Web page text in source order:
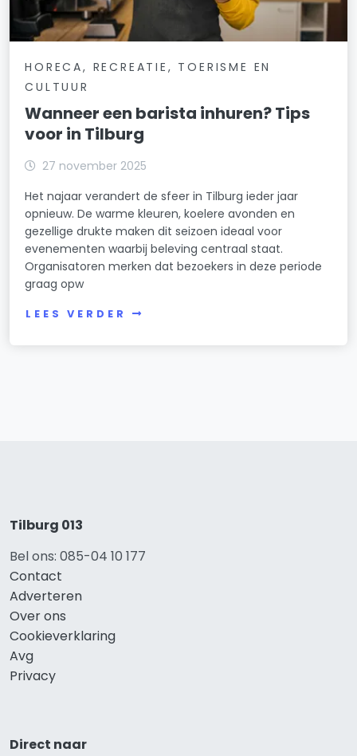
HORECA, RECREATIE, TOERISME EN
CULTUUR
Wanneer een barista inhuren? Tips
voor in Tilburg
27 november 2025
Het najaar verandert de sfeer in Tilburg ieder jaar
opnieuw. De warme kleuren, koelere avonden en
gezellige drukte maken dit seizoen ideaal voor
evenementen waarbij beleving centraal staat.
Organisatoren merken dat bezoekers in deze periode
graag opw
LEES VERDER
Tilburg 013
Bel ons: 085-04 10 177
Contact
Adverteren
Over ons
Cookieverklaring
Avg
Privacy
Direct naar